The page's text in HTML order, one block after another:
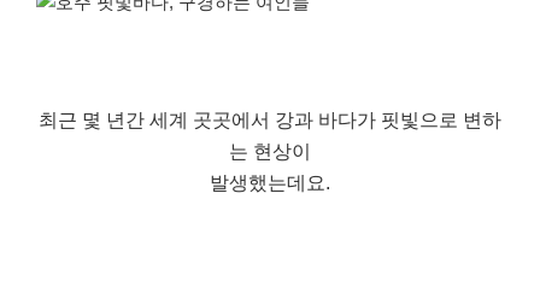
최근 몇 년간 세계 곳곳에서 강과 바다가 핏빛으로 변하
는 현상이
발생했는데요.